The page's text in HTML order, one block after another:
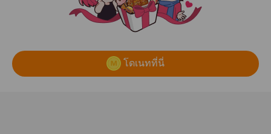
โดเนทที่นี่